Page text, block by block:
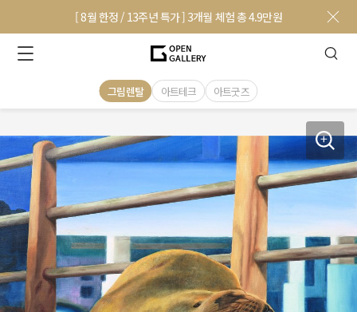
[ 8월 한정 / 13주년 특가 ] 3개월 체험 총 4.9만원
그림렌탈 아트테크 아트굿즈